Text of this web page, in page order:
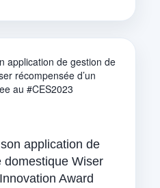
application de
domestique Wiser
Award